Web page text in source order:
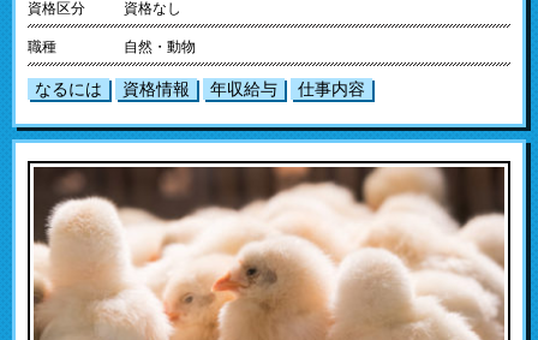
資格区分 資格なし
職種 自然・動物
なるには 資格情報 年収給与 仕事内容